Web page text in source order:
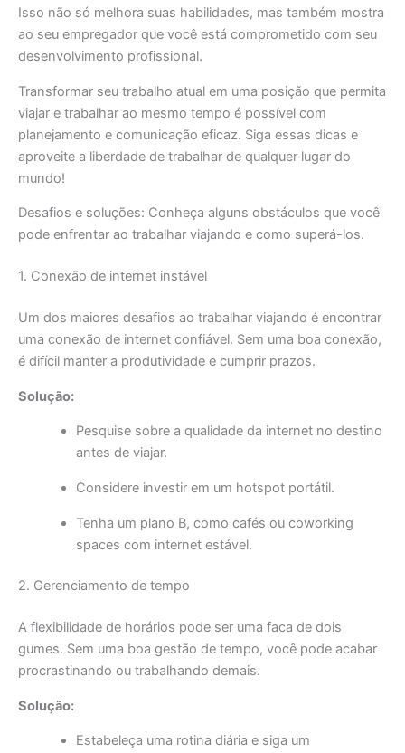
Isso não só melhora suas habilidades, mas também mostra
ao seu empregador que você está comprometido com seu
desenvolvimento profissional.
Transformar seu trabalho atual em uma posição que permita
viajar e trabalhar ao mesmo tempo é possível com
planejamento e comunicação eficaz. Siga essas dicas e
aproveite a liberdade de trabalhar de qualquer lugar do
mundo!
Desafios e soluções: Conheça alguns obstáculos que você
pode enfrentar ao trabalhar viajando e como superá-los.
1. Conexão de internet instável
Um dos maiores desafios ao trabalhar viajando é encontrar
uma conexão de internet confiável. Sem uma boa conexão,
é difícil manter a produtividade e cumprir prazos.
Solução:
Pesquise sobre a qualidade da internet no destino
antes de viajar.
Considere investir em um hotspot portátil.
Tenha um plano B, como cafés ou coworking
spaces com internet estável.
2. Gerenciamento de tempo
A flexibilidade de horários pode ser uma faca de dois
gumes. Sem uma boa gestão de tempo, você pode acabar
procrastinando ou trabalhando demais.
Solução:
Estabeleça uma rotina diária e siga um